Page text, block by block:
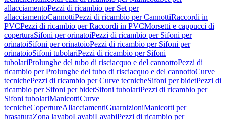
allacciamentoPezzi di ricambio per Set per
allacciamentoCannottiPezzi di ricambio per CannottiRaccordi in
PVCPezzi di ricambio per Raccordi in PVCMorsetti e cappucci di
coperturaSifoni per orinatoiPezzi di ricambio per Sifoni per
orinatoiSifoni per orinatoioPezzi di ricambio per Sifoni per
orinatoioSifoni tubolariPezzi di ricambio per Sifoni
tubolariProlunghe del tubo di risciacquo e del cannottoPezzi di
ricambio per Prolunghe del tubo di risciacquo e del cannottoCurve
tecnichePezzi di ricambio per Curve tecnicheSifoni per bidetPezzi di
ricambio per Sifoni per bidetSifoni tubolariPezzi di ricambio per
Sifoni tubolariManicottiCurve
tecnicheCopertureAllacciamentiGuarnizioniManicotti per
brasaturaZona lavaboLavabiLavabiPezzi di ricambio per